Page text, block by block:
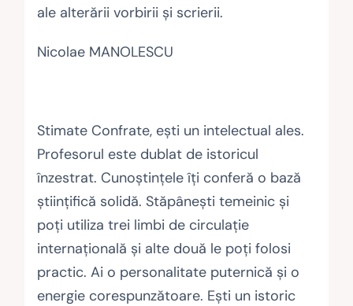
ale alterării vorbirii şi scrierii.
Nicolae MANOLESCU
Stimate Confrate, eşti un intelectual ales.
Profesorul este dublat de istoricul
înzestrat. Cunoştinţele îţi conferă o bază
ştiinţifică solidă. Stăpâneşti temeinic şi
poţi utiliza trei limbi de circulaţie
internaţională şi alte două le poţi folosi
practic. Ai o personalitate puternică şi o
energie corespunzătoare. Eşti un istoric